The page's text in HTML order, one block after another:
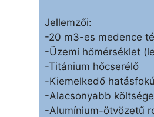
Jellemzői:
-20 m3-es medence
-Üzemi hőmérséklet
-Titánium hőcserélő
-Kiemelkedő
-Alacsonyabb
-Alumínium-ötvözetű